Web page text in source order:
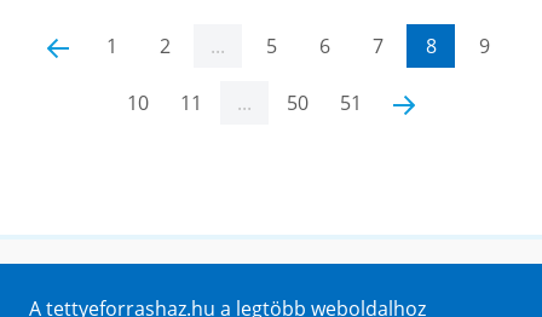
1 2 ... 5 6 7 8 9
10 11 ... 50 51
Impresszum
A tettyeforrashaz.hu a legtöbb weboldalhoz